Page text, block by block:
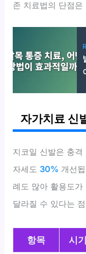
존 치료법의 단점은
자가치료 신
지코일 신발은 충격
자세도 30% 개선
례도 많아 활용도
달라질 수 있다는
항목 시기